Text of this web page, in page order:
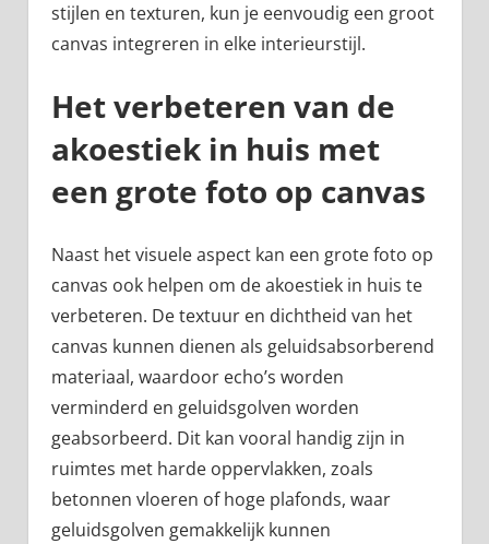
stijlen en texturen, kun je eenvoudig een groot
canvas integreren in elke interieurstijl.
Het verbeteren van de
akoestiek in huis met
een grote foto op canvas
Naast het visuele aspect kan een grote foto op
canvas ook helpen om de akoestiek in huis te
verbeteren. De textuur en dichtheid van het
canvas kunnen dienen als geluidsabsorberend
materiaal, waardoor echo’s worden
verminderd en geluidsgolven worden
geabsorbeerd. Dit kan vooral handig zijn in
ruimtes met harde oppervlakken, zoals
betonnen vloeren of hoge plafonds, waar
geluidsgolven gemakkelijk kunnen